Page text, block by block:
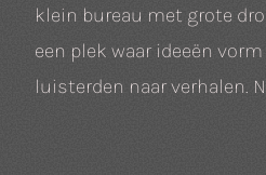
klein bureau met grote
een plek waar ideeën vorm
luisterden naar verhalen.